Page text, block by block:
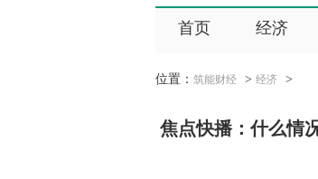
首页 经济
位置： 筑能财经 > 经济 >
焦点快播：什么情